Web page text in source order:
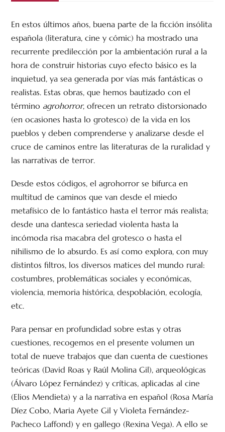
En estos últimos años, buena parte de la ficción insólita
española (literatura, cine y cómic) ha mostrado una
recurrente predilección por la ambientación rural a la
hora de construir historias cuyo efecto básico es la
inquietud, ya sea generada por vías más fantásticas o
realistas. Estas obras, que hemos bautizado con el
término agrohorror, ofrecen un retrato distorsionado
(en ocasiones hasta lo grotesco) de la vida en los
pueblos y deben comprenderse y analizarse desde el
cruce de caminos entre las literaturas de la ruralidad y
las narrativas de terror.
Desde estos códigos, el agrohorror se bifurca en
multitud de caminos que van desde el miedo
metafísico de lo fantástico hasta el terror más realista;
desde una dantesca seriedad violenta hasta la
incómoda risa macabra del grotesco o hasta el
nihilismo de lo absurdo. Es así como explora, con muy
distintos filtros, los diversos matices del mundo rural:
costumbres, problemáticas sociales y económicas,
violencia, memoria histórica, despoblación, ecología,
etc.
Para pensar en profundidad sobre estas y otras
cuestiones, recogemos en el presente volumen un
total de nueve trabajos que dan cuenta de cuestiones
teóricas (David Roas y Raúl Molina Gil), arqueológicas
(Álvaro López Fernández) y críticas, aplicadas al cine
(Elios Mendieta) y a la narrativa en español (Rosa María
Díez Cobo, Maria Ayete Gil y Violeta Fernández-
Pacheco Laffond) y en gallego (Rexina Vega). A ello se